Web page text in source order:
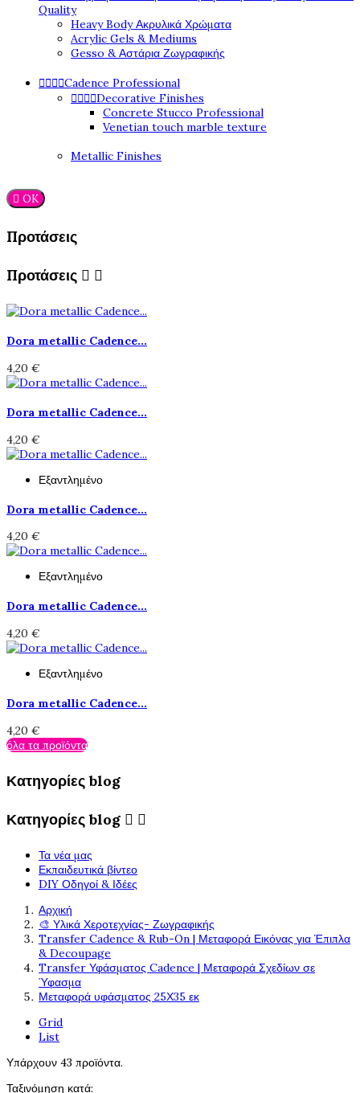
Quality
Heavy Body Ακρυλικά Χρώματα
Acrylic Gels & Mediums
Gesso & Αστάρια Ζωγραφικής
Cadence Professional
Decorative Finishes
Concrete Stucco Professional
Venetian touch marble texture
Metallic Finishes
 OK
Προτάσεις
Προτάσεις  
Dora metallic Cadence...
4,20 €
Dora metallic Cadence...
4,20 €
Εξαντλημένο
Dora metallic Cadence...
4,20 €
Εξαντλημένο
Dora metallic Cadence...
4,20 €
Εξαντλημένο
Dora metallic Cadence...
4,20 €
όλα τα προϊόντα
Κατηγορίες blog
Κατηγορίες blog  
Τα νέα μας
Εκπαιδευτικά βίντεο
DIY Οδηγοί & Ιδέες
Αρχική
🎨 Υλικά Χεροτεχνίας- Ζωγραφικής
Transfer Cadence & Rub-On | Μεταφορά Εικόνας για Έπιπλα
& Decoupage
Transfer Υφάσματος Cadence | Μεταφορά Σχεδίων σε
Ύφασμα
Μεταφορά υφάσματος 25Χ35 εκ
Grid
List
Υπάρχουν 43 προϊόντα.
Ταξινόμηση κατά: